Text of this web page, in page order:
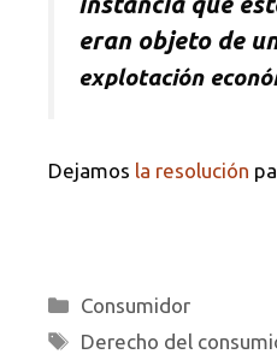
eran objeto de
explotación
Dejamos la resolución
Categorías
Consumidor
Etiquetas
Derecho del